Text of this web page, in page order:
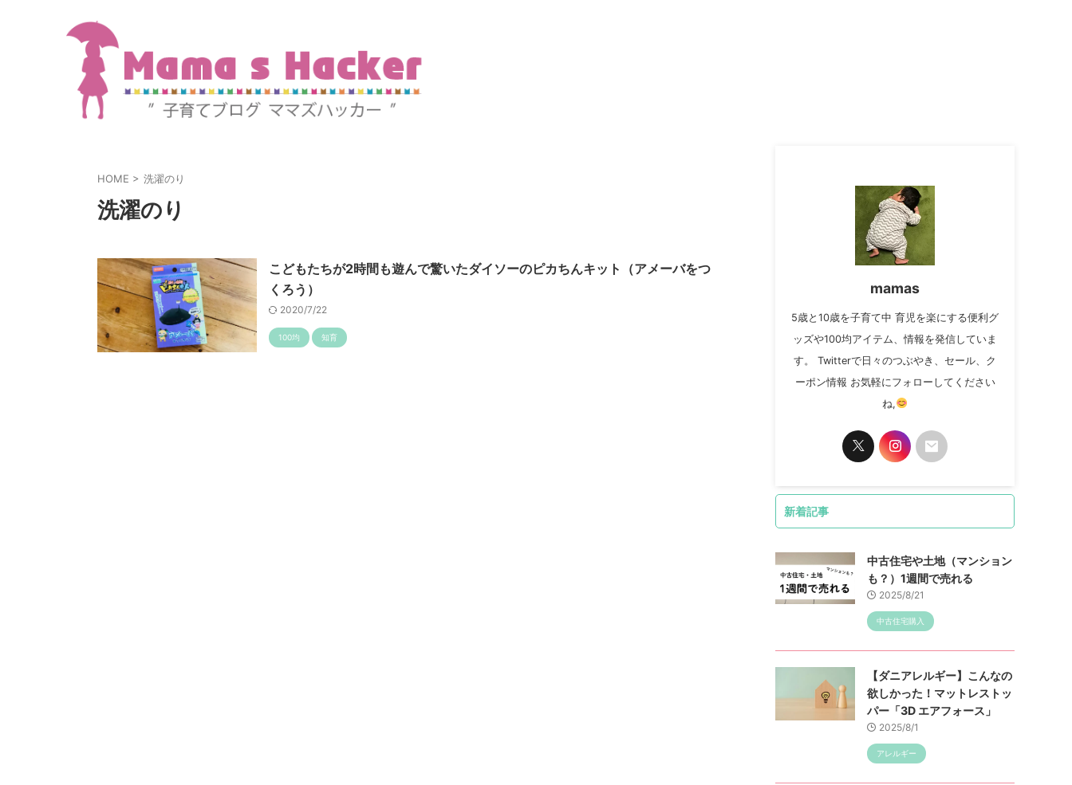
HOME > 洗濯のり
洗濯のり
こどもたちが2時間も遊んで驚いたダイソーのピカちんキット（アメーバをつ
くろう）
2020/7/22
100均 知育
mamas
5歳と10歳を子育て中 育児を楽にする便利グ
ッズや100均アイテム、情報を発信していま
す。 Twitterで日々のつぶやき、セール、ク
ーポン情報 お気軽にフォローしてください
ね,
新着記事
中古住宅や土地（マンション
も？）1週間で売れる
2025/8/21
中古住宅購入
【ダニアレルギー】こんなの
欲しかった！マットレストッ
パー「3D エアフォース」
2025/8/1
アレルギー